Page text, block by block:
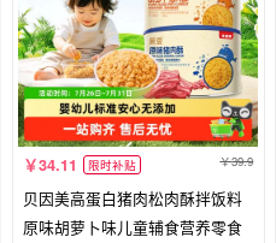
34.11 限时补贴 39.9
贝因美高蛋白猪肉松肉酥拌饭料
原味胡萝卜味儿童辅食营养零食